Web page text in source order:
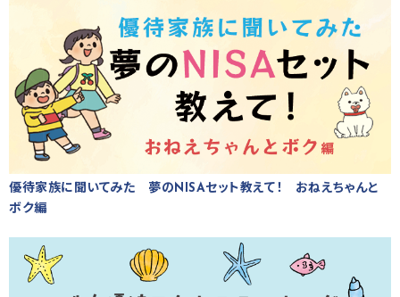
優待家族に聞いてみた 夢のNISAセット教えて！ おねえちゃんと
ボク編